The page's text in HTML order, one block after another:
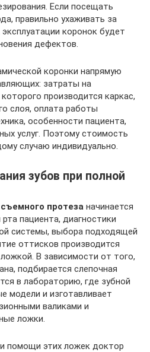
Если посещать
правильно ухаживать за
коронок будет
дефектов.
коронки напрямую
затраты на
производится каркас,
слоя, оплата работы
особенности пациента,
услуг. Поэтому стоимость
случаю индивидуально.
зубов при полной
протеза начинается
пациента, диагностики
системы, выбора подходящей
оттисков производится
В зависимости от того,
подбирается слепочная
в лабораторию, где зубной
модели и изготавливает
валиками и
ложки.
помощи этих ложек доктор